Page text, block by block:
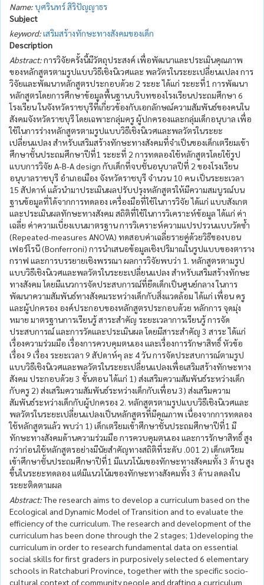
Name:บุศรินทร์ สิริปัญญาธร
Subject
keyword:เสริมสร้างทักษะทางสังคมของเด็ก
Description
Abstract:การวิจัยครั้งนี้มีวัตถุประสงค์ เพื่อพัฒนาและประเมินคุณภาพ
ของหลักสูตรตามรูปแบบวิธีเชิงนิเวศและ พลวัตรในระยะเปลี่ยนแปลง การ
วิจัยและพัฒนาหลักสูตรประกอบด้วย 2 ระยะ ได้แก่ ระยะที่1 การพัฒนา
หลักสูตรโดยการศึกษาข้อมูลพื้นฐานบริบทของโรงเรียนประถมศึกษา 6
โรงเรียน ในจังหวัดราชบุรีที่เกี่ยวข้องกับเอกลักษณ์ความสัมพันธ์ของคนใน
สังคมจังหวัดราชบุรี โดยเฉพาะกลุ่มครู ผู้ปกครองและกลุ่มเด็กอนุบาล เพื่อ
ใช้ในการร่างหลักสูตรตามรูปแบบวิธีเชิงนิเวศและพลวัตรในระยะ
เปลี่ยนแปลง สำหรับเสริมสร้างทักษะทางสังคมที่จำเป็นของเด็กเตรียมเข้า
ศึกษาชั้นประถมศึกษาปีที่1 ระยะที่ 2 การทดลองใช้หลักสูตรโดยใช้รูป
แบบการวิจัย A-B-A design กับเด็กที่จบชั้นอนุบาลปีที่ 2 ของโรงเรียน
อนุบาลราชบุรี อำเภอเมือง จังหวัดราชบุรี จำนวน 10 คน เป็นระยะเวลา
15 สัปดาห์ แล้วนำมาประเมินผลปรับปรุงหลักสูตรให้มีความสมบูรณ์บน
ฐานข้อมูลที่ได้จากการทดลอง เครื่องมือที่ใช้ในการวิจัย ได้แก่ แบบสังเกต
และประเมินผลทักษะทางสังคม สถิติที่ใช้ในการวิเคราะห์ข้อมูล ได้แก่ ค่า
เฉลี่ย ค่าความเบี่ยงเบนมาตรฐาน การวิเคราะห์ความแปรปรวนแบบวัดซ้ำ
(Repeated-measures ANOVA) ทดสอบค่าเฉลี่ยรายคู่ด้วยวิธีของบอน
เฟอร์โรนี (Bonferroni) การนำเสนอข้อมูลเชิงปริมาณในรูปแบบของตาราง
กราฟ และการบรรยายเชิงพรรณา ผลการวิจัยพบว่า 1. หลักสูตรตามรูป
แบบวิธีเชิงนิเวศและพลวัตรในระยะเปลี่ยนแปลง สำหรับเสริมสร้างทักษะ
ทางสังคม โดยมีแนวการจัดประสบการณ์ที่ยึดเด็กเป็นศูนย์กลาง ในการ
พัฒนาความสัมพันธ์ทางสังคมระหว่างเด็กกับสิ่งแวดล้อม ได้แก่ เพื่อน ครู
และผู้ปกครอง องค์ประกอบของหลักสูตรประกอบด้วย หลักการ จุดมุ่ง
หมาย มาตรฐานการเรียนรู้ สาระสำคัญ ระยะเวลาการเรียนรู้ การจัด
ประสบการณ์ และการวัดและประเมินผล โดยมีสาระสำคัญ 3 สาระ ได้แก่
เรื่องความร่วมมือ เรื่องการควบคุมตนเอง และเรื่องการรักษาสิทธิ์ หัวข้อ
เรื่อง 9 เรื่อง ระยะเวลา 9 สัปดาห์ๆ ละ 4 วัน การจัดประสบการณ์ตามรูป
แบบวิธีเชิงนิเวศและพลวัตรในระยะเปลี่ยนแปลงเพื่อเสริมสร้างทักษะทาง
สังคม ประกอบด้วย 3 ขั้นตอน ได้แก่ 1) ส่งเสริมความสัมพันธ์ระหว่างเด็ก
กับครู 2) ส่งเสริมความสัมพันธ์ระหว่างเด็กกับเพื่อน 3) ส่งเสริมความ
สัมพันธ์ระหว่างเด็กกับผู้ปกครอง 2. หลักสูตรตามรูปแบบวิธีเชิงนิเวศและ
พลวัตรในระยะเปลี่ยนแปลงเป็นหลักสูตรที่มีคุณภาพ เนื่องจากการทดลอง
ใช้หลักสูตรแล้ว พบว่า 1) เด็กเตรียมเข้าศึกษาชั้นประถมศึกษาปีที่1 มี
ทักษะทางสังคมด้านความร่วมมือ การควบคุมตนเอง และการรักษาสิทธิ์ สูง
กว่าก่อนใช้หลักสูตรอย่างมีนัยสำคัญทางสถิติที่ระดับ .001 2) เด็กเตรียม
เข้าศึกษาชั้นประถมศึกษาปีที่1 มีแนวโน้มของทักษะทางสังคมทั้ง 3 ด้าน สูง
ขึ้นในระยะทดลอง แต่มีแนวโน้มของทักษะทางสังคมทั้ง 3 ด้าน ลดลงใน
ระยะติดตามผล
Abstract:The research aims to develop a curriculum based on the
Ecological and Dynamic Model of Transition and to evaluate the
efficiency of the curriculum. The research and development of the
curriculum has been done through the 2 stages; 1)developing the
curriculum in order to research fundamental data on essential
social skills for first graders in purposively selected 6 elementary
schools in Ratchaburi Province, together with the specific socio-
cultural context of community people and drafting a curriculum